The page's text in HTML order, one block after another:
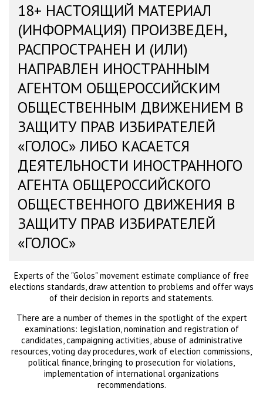
18+ НАСТОЯЩИЙ МАТЕРИАЛ
(ИНФОРМАЦИЯ) ПРОИЗВЕДЕН,
РАСПРОСТРАНЕН И (ИЛИ)
НАПРАВЛЕН ИНОСТРАННЫМ
АГЕНТОМ ОБЩЕРОССИЙСКИМ
ОБЩЕСТВЕННЫМ ДВИЖЕНИЕМ В
ЗАЩИТУ ПРАВ ИЗБИРАТЕЛЕЙ
«ГОЛОС» ЛИБО КАСАЕТСЯ
ДЕЯТЕЛЬНОСТИ ИНОСТРАННОГО
АГЕНТА ОБЩЕРОССИЙСКОГО
ОБЩЕСТВЕННОГО ДВИЖЕНИЯ В
ЗАЩИТУ ПРАВ ИЗБИРАТЕЛЕЙ
«ГОЛОС»
Experts of the "Golos" movement estimate compliance of free
elections standards, draw attention to problems and offer ways
of their decision in reports and statements.
There are a number of themes in the spotlight of the expert
examinations: legislation, nomination and registration of
candidates, campaigning activities, abuse of administrative
resources, voting day procedures, work of election commissions,
political finance, bringing to prosecution for violations,
implementation of international organizations
recommendations.